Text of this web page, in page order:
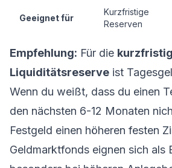
Geeignet für
Kurzfristige
Reserven
Empfehlung: Für die
Liquiditätsreserve ist
Wenn du weißt, dass du einen
den nächsten 6-12 Monaten
Festgeld einen höheren festen
Geldmarktfonds eignen sich als